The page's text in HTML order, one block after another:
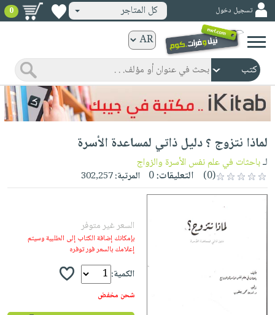
ورقية
المواضيع
صدر
حديثاً
الأكثر
مبيعاً
جوائز
شحن
مخفض
مشوقة
إختياراتنا
كتب
الكترونية
الرئيسية
صدر
حديثاً
إختياراتنا
iKitab
كتب
صوتية
الصفحة
masmu3
أسئلة
يتكرر
الرئيسية
المواضيع
تعليمية
تسجيل دخول كل المتاجر 0
لماذا نتزوج ؟ دليل ذاتي لمساعدة الأسرة
لـباحثات في علم نفس الأسرة والزواج
(0)
التعليقات:0 المرتبة:302,257
السعر غير متوفر
بإمكانك إضافة الكتاب إلى الطلبية وسيتم
إعلامك بالسعر فور توفره
الكمية:
شحن مخفض